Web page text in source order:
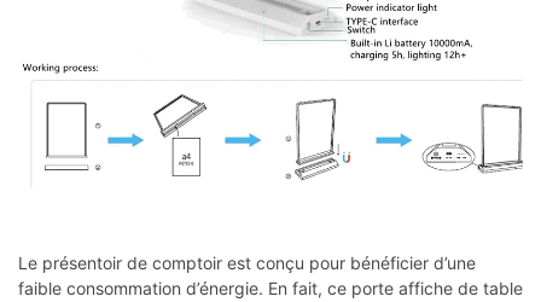
Le présentoir de comptoir est conçu pour bénéficier d’une
faible consommation d’énergie. En fait, ce porte affiche de table